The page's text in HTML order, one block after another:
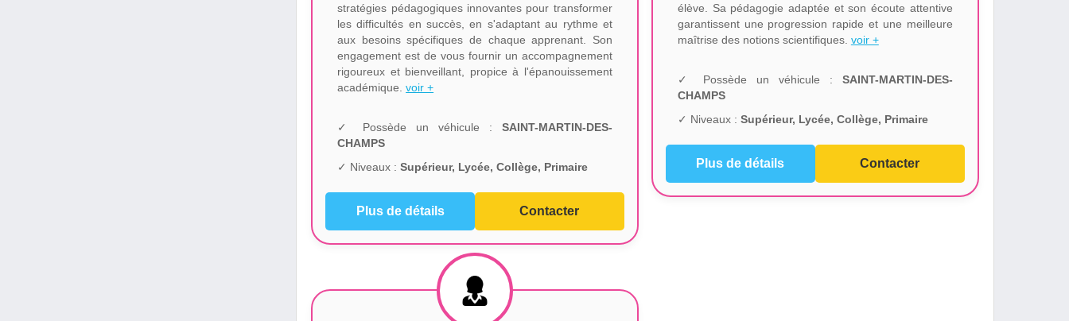
stratégies pédagogiques innovantes pour transformer
les difficultés en succès, en s'adaptant au rythme et
aux besoins spécifiques de chaque apprenant. Son
engagement est de vous fournir un accompagnement
rigoureux et bienveillant, propice à l'épanouissement
académique.voir +
✓ Possède un véhicule : SAINT-MARTIN-DES-
CHAMPS
✓ Niveaux :Supérieur, Lycée, Collège, Primaire
Plus de détails Contacter
élève. Sa pédagogie adaptée et son écoute attentive
garantissent une progression rapide et une meilleure
maîtrise des notions scientifiques. voir +
✓ Possède un véhicule : SAINT-MARTIN-DES-
CHAMPS
✓ Niveaux : Supérieur, Lycée, Collège, Primaire
Plus de détails Contacter